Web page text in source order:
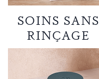
SOINS SANS
RINÇAGE